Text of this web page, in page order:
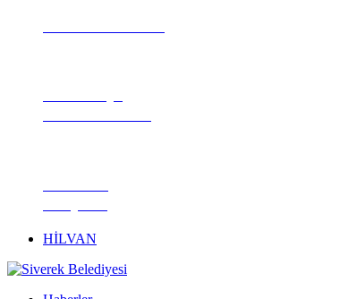
HİLVAN